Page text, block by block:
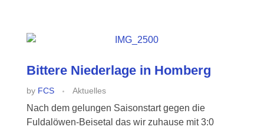
Bittere Niederlage in Homberg
by FCS Aktuelles
Nach dem gelungen Saisonstart gegen die
Fuldalöwen-Beisetal das wir zuhause mit 3:0